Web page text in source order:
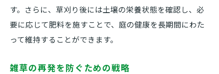
す。さらに、草刈り後には土壌の栄養状態を確認し、必
要に応じて肥料を施すことで、庭の健康を長期間にわた
って維持することができます。
雑草の再発を防ぐための戦略